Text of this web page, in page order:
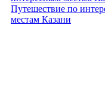
Путешествие по
местам Казани